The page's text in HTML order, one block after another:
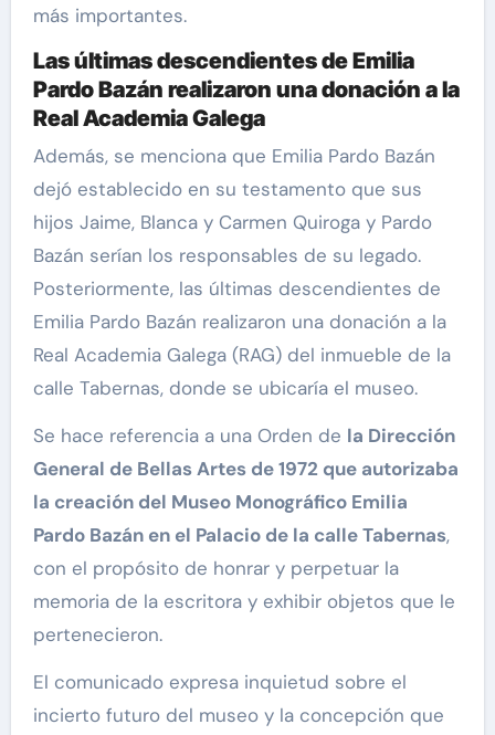
más importantes.
Las últimas descendientes de Emilia
Pardo Bazán realizaron una donación a la
Real Academia Galega
Además, se menciona que Emilia Pardo Bazán
dejó establecido en su testamento que sus
hijos Jaime, Blanca y Carmen Quiroga y Pardo
Bazán serían los responsables de su legado.
Posteriormente, las últimas descendientes de
Emilia Pardo Bazán realizaron una donación a la
Real Academia Galega (RAG) del inmueble de la
calle Tabernas, donde se ubicaría el museo.
Se hace referencia a una Orden de la Dirección
General de Bellas Artes de 1972 que autorizaba
la creación del Museo Monográfico Emilia
Pardo Bazán en el Palacio de la calle Tabernas,
con el propósito de honrar y perpetuar la
memoria de la escritora y exhibir objetos que le
pertenecieron.
El comunicado expresa inquietud sobre el
incierto futuro del museo y la concepción que